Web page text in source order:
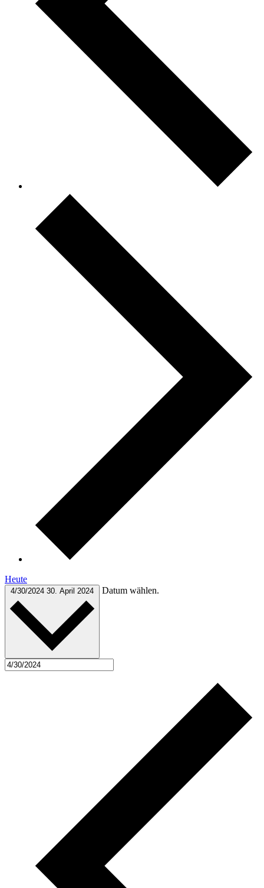
Heute
4/30/2024 30. April 2024 Datum wählen.